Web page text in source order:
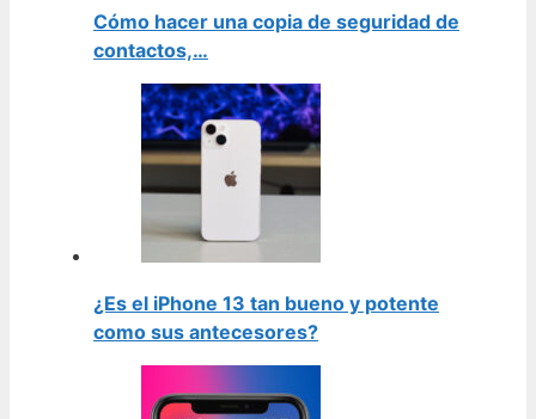
Cómo hacer una copia de seguridad de
contactos,…
¿Es el iPhone 13 tan bueno y potente
como sus antecesores?